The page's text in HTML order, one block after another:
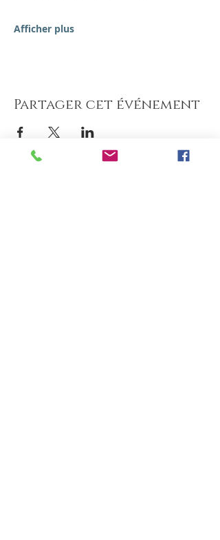
Afficher plus
Partager cet événement